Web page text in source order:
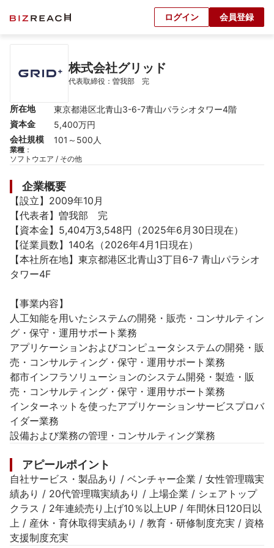
ログイン 会員登録
株式会社グリッド
代表取締役：曽我部　完
所在地
東京都港区北青山3-6-7青山パラシオタワー4階
資本金
5,400万円
会社規模
101～500人
業種 ：
ソフトウエア / その他
企業概要
【設立】2009年10月
【代表者】曽我部　完
【資本金】5,404万3,548円（2025年6月30日現在）
【従業員数】140名（2026年4月1日現在）
【本社所在地】東京都港区北青山3丁目6-7 青山パラシオ
タワー4F
【事業内容】
人工知能を用いたシステムの開発・販売・コンサルティン
グ・保守・運用サポート業務
アプリケーションおよびコンピュータシステムの開発・販
売・コンサルティング・保守・運用サポート業務
都市インフラソリューションのシステム開発・製造・販
売・コンサルティング・保守・運用サポート業務
インターネットを使ったアプリケーションサービスプロバ
イダー業務
設備および業務の管理・コンサルティング業務
アピールポイント
自社サービス・製品あり / ベンチャー企業 / 女性管理職実
績あり / 20代管理職実績あり / 上場企業 / シェアトップ
クラス / 2年連続売り上げ10％以上UP / 年間休日120日以
上 / 産休・育休取得実績あり / 教育・研修制度充実 / 資格
支援制度充実